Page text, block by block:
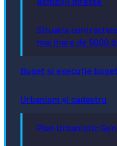
Situația
mai mare de 5000
Buget și execuție
Urbanism și cadastru
Plan Urbanistic